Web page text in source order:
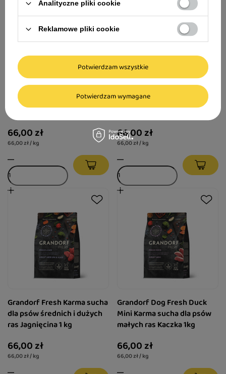
Grandorf Dog Fresh Duck
Sucha karma dla psa świeża
kaczka 1 kg
66,00 zł
66,00 zł / kg
Grandorf Fresh Salmon
Medium & Maxi Karma sucha
dla psa łosoś 1 kg
66,00 zł
66,00 zł / kg
Grandorf Fresh Karma sucha
dla psów średnich i dużych
ras Jagnięcina 1 kg
66,00 zł
66,00 zł / kg
Grandorf Dog Fresh Duck
Mini Karma sucha dla psów
małych ras Kaczka 1kg
66,00 zł
66,00 zł / kg
Analityczne pliki cookie
Reklamowe pliki cookie
Potwierdzam wymagane
Potwierdzam wszystkie